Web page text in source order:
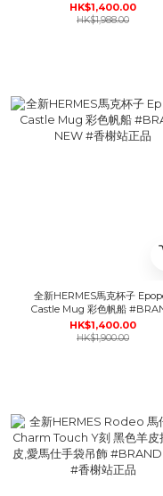
飾 #BRAND NEW #香榭站正
HK$1,400.00
HK$1,988.00
全新HERMES馬克杯子
Castle Mug 彩色帆船
NEW #香榭站正品
HK$1,400.00
HK$1,900.00